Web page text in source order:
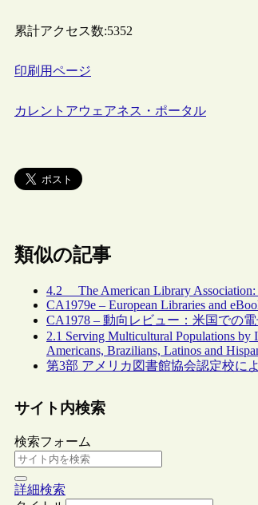
累計アクセス数:5352
印刷用ページ
カレントアウェアネス・ポータル
類似の記事
4.2 The American Library Association:
CA1979e – European Libraries and
CA1978 – 動向レビュー：米国での
2.1 Serving Multicultural Populations by
Americans, Brazilians, Latinos and
第3部 アメリカ図書館協会認定校に
サイト内検索
検索フォーム
詳細検索